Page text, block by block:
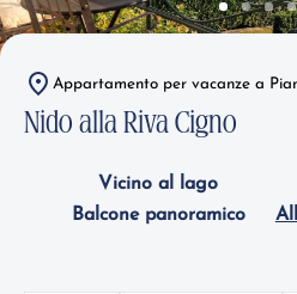
Appartamento per vacanze a
Nido alla Riva Cigno
Vicino al lago
Balcone panoramico